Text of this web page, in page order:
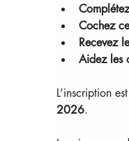
Cochez
Recevez
Aidez les
L’inscription
2026.